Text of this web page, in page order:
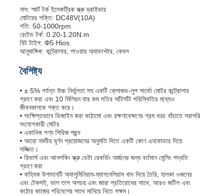
নাম: স্মার্ট টর্ক ইলেকট্রিক স্ক্রু ড্রাইভার
মোটরের শক্তি: DC48V(10A)
গতি: 50-1000rpm
রেটেড টর্ক: 0.20-1.20N.m
বিট টাইপ: Φ5 Hios
আনুষাঙ্গিক: কন্ট্রোলার, পাওয়ার অ্যাডাপ্টার, কেবল
বৈশিষ্ট্য
• ± 5% পর্যন্ত উচ্চ নির্ভুলতা সহ একটি ক্লোজড-লুপ সার্ভো মোটর কন্ট্রোলার
গ্রহণ করা এবং 10 মিলিয়ন বার কম গতির আঁটসাঁট পরিস্থিতির মধ্যেও
জীবনকালকে শক্ত করে।
• সংক্ষিপ্তভাবে ডিজাইন করা কাঠামো এবং রক্ষণাবেক্ষণের শ্রম খরচ বাঁচাতে সরাসরি
সংযোগকারী মোটর
• একাধিক পণ্য সিরিজ পছন্দ
• আরো নমনীয় ঘূর্ণন প্রয়োজনের অনুমতি দিতে একটি কোণ এনকোডার দিয়ে
সজ্জিত।
• রিভার্স এবং আনলকিং স্ক্রু ডেটা রেকর্ডিং অর্জনের জন্য বর্তমান সেন্সিং পদ্ধতি
গ্রহণ করা
• বাহ্যিক উপাদানটি অ্যালুমিনিয়াম-ম্যাগনেসিয়াম খাদ দিয়ে তৈরি, হালকা ওজনের
এবং টেকসই, ভাল তাপ অপচয় এবং জারা প্রতিরোধের সাথে, আরও জটিল এবং
কঠোর কাজের পরিবেশের সাথে মানিয়ে নিতে সক্ষম।